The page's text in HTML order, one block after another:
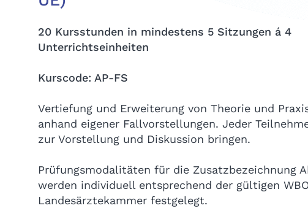
20 Kursstunden in mindestens 5 Sitzungen á 4
Unterrichtseinheiten
Kurscode: AP-FS
Vertiefung und Erweiterung von Theorie und
anhand eigener Fallvorstellungen. Jeder
zur Vorstellung und Diskussion bringen.
Prüfungsmodalitäten für die Zusatzbezeichnung
werden individuell entsprechend der gültigen
Landesärztekammer festgelegt.